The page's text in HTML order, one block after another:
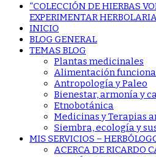
“COLECCIÓN DE HIERBAS
EXPERIMENTAR
INICIO
BLOG GENERAL
TEMAS BLOG
Plantas medicinales
Alimentación
Antropología y Paleo
Bienestar, armonía y
Etnobotánica
Medicinas y Terapias
Siembra, ecología y
MIS SERVICIOS –
ACERCA DE RICARDO